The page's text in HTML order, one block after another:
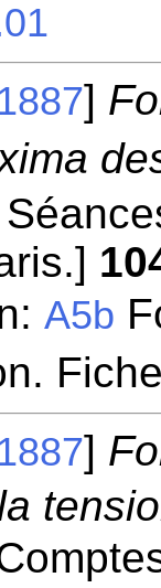
]
A5b
]